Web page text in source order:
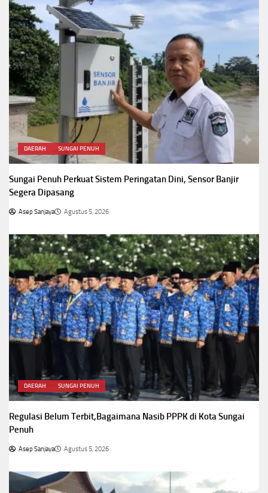
DAERAH SUNGAI PENUH
Sungai Penuh Perkuat Sistem Peringatan Dini, Sensor Banjir
Segera Dipasang
Asep Sanjaya Agustus 5, 2026
DAERAH SUNGAI PENUH
Regulasi Belum Terbit,Bagaimana Nasib PPPK di Kota Sungai
Penuh
Asep Sanjaya Agustus 5, 2026